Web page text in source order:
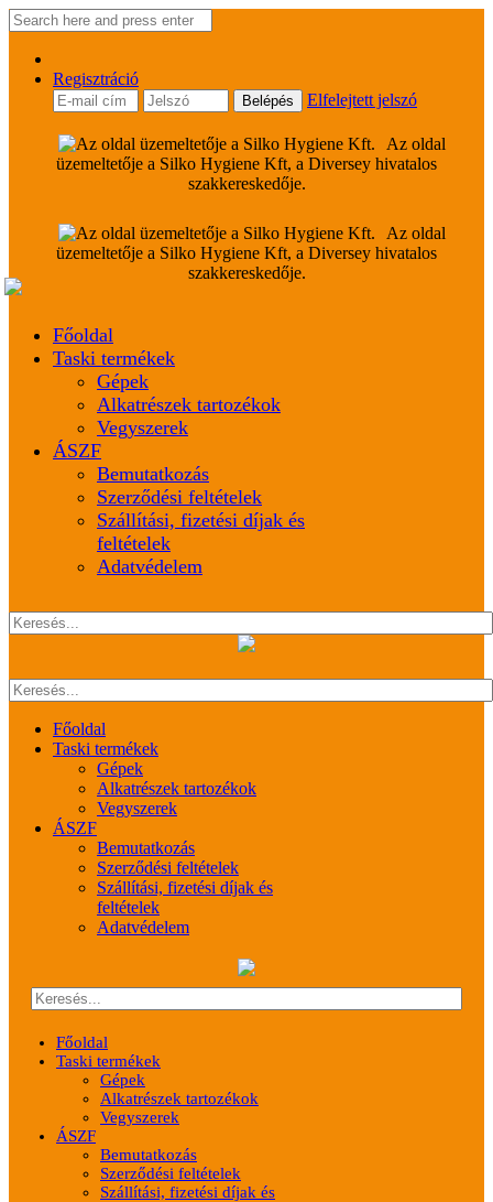
Regisztráció
Elfelejtett jelszó
Az oldal
üzemeltetője a Silko Hygiene Kft, a Diversey hivatalos
szakkereskedője.
Az oldal
üzemeltetője a Silko Hygiene Kft, a Diversey hivatalos
szakkereskedője.
Főoldal
Taski termékek
Gépek
Alkatrészek tartozékok
Vegyszerek
ÁSZF
Bemutatkozás
Szerződési feltételek
Szállítási, fizetési díjak és
feltételek
Adatvédelem
Főoldal
Taski termékek
Gépek
Alkatrészek tartozékok
Vegyszerek
ÁSZF
Bemutatkozás
Szerződési feltételek
Szállítási, fizetési díjak és
feltételek
Adatvédelem
Főoldal
Taski termékek
Gépek
Alkatrészek tartozékok
Vegyszerek
ÁSZF
Bemutatkozás
Szerződési feltételek
Szállítási, fizetési díjak és